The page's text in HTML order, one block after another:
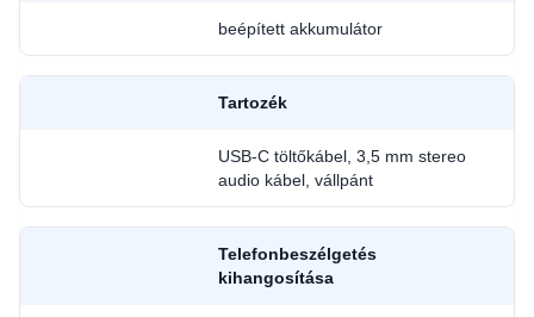
beépített akkumulátor
Tartozék
USB-C töltőkábel, 3,5 mm stereo
audio kábel, vállpánt
Telefonbeszélgetés
kihangosítása